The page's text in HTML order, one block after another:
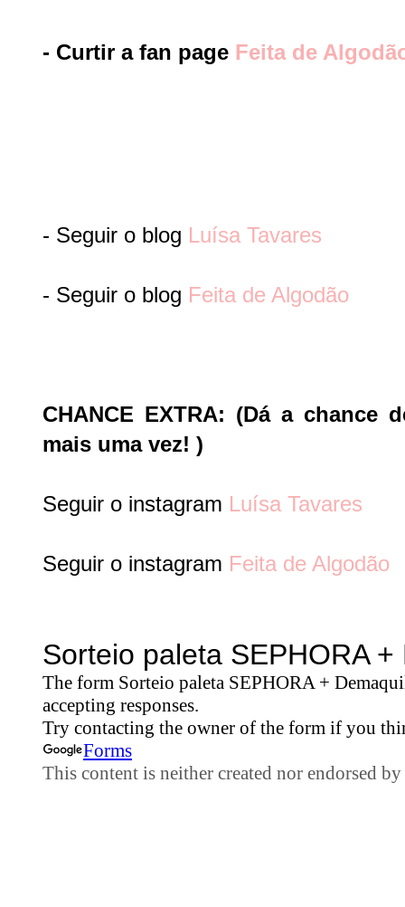
- Curtir a fan page Feita de
- Seguir o blog Luísa Tavares
- Seguir o blog Feita de Algodão
CHANCE EXTRA: (Dá a chance
mais uma vez! )
Seguir o instagram Luísa Tavares
Seguir o instagram Feita de Algodão